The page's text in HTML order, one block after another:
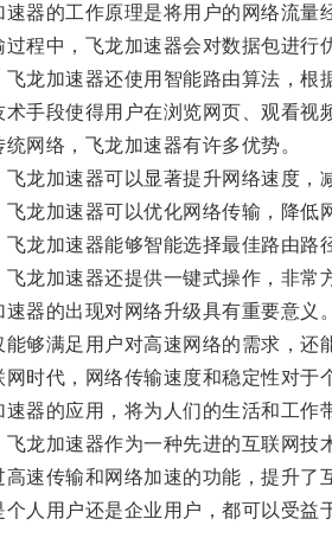
的工作原理是将用户的网络流量
中，飞龙加速器会对数据包进行优
加速器还使用智能路由算法，根
段使得用户在浏览网页、观看视
络，飞龙加速器有许多优势。
加速器可以显著提升网络速度，
加速器可以优化网络传输，降低
加速器能够智能选择最佳路由路径
加速器还提供一键式操作，非常方
的出现对网络升级具有重要意义。
满足用户对高速网络的需求，还
代，网络传输速度和稳定性对于个
的应用，将为人们的生活和工作带
加速器作为一种先进的互联网技
传输和网络加速的功能，提升了
用户还是企业用户，都可以受益